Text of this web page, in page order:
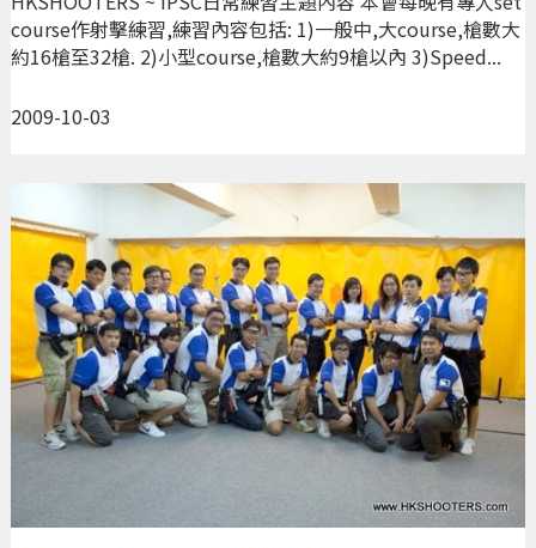
2009-10-03
course作射擊練習,練習內容包括: 1)一般中,大course,槍數大
約16槍至32槍. 2)小型course,槍數大約9槍以內 3)Speed...